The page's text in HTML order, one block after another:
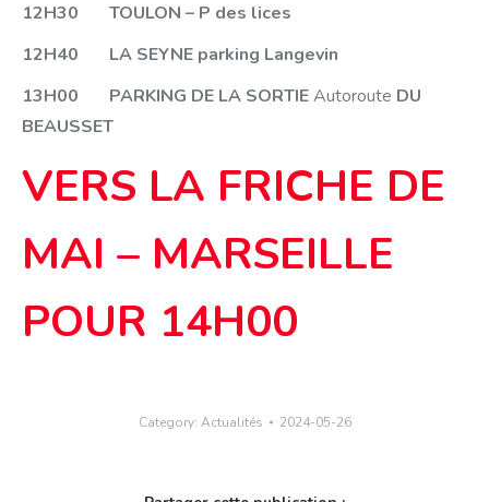
12H30 TOULON – P des lices
12H40 LA SEYNE parking Langevin
13H00 PARKING DE LA SORTIEAutoroute DU
BEAUSSET
VERS LA FRICHE DE
MAI – MARSEILLE
POUR 14H00
Category: Actualités 2024-05-26